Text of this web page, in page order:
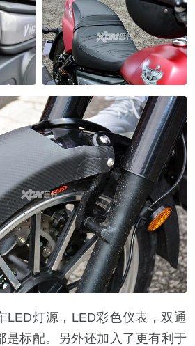
灯源，LED彩色仪表，双通
是标配。另外还加入了更有利于